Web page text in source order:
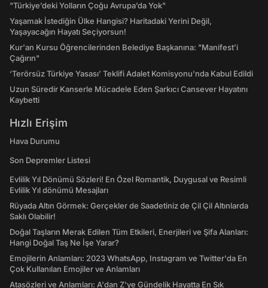
"Türkiye’deki Yolların Çoğu Avrupa’da Yok"
Yaşamak İstediğin Ülke Hangisi? Haritadaki Yerini Değil,
Yaşayacağın Hayatı Seçiyorsun!
Kur'an Kursu Öğrencilerinden Belediye Başkanına: "Manifest’i
Çağırın"
‘Terörsüz Türkiye Yasası’ Teklifi Adalet Komisyonu'nda Kabul Edildi
Uzun Süredir Kanserle Mücadele Eden Şarkıcı Cansever Hayatını
Kaybetti
Hızlı Erişim
Hava Durumu
Son Depremler Listesi
Evlilik Yıl Dönümü Sözleri! En Özel Romantik, Duygusal ve Resimli
Evlilik Yıl dönümü Mesajları
Rüyada Altın Görmek: Gerçekler de Saadetiniz de Çil Çil Altınlarda
Saklı Olabilir!
Doğal Taşların Merak Edilen Tüm Etkileri, Enerjileri ve Şifa Alanları:
Hangi Doğal Taş Ne İşe Yarar?
Emojilerin Anlamları: 2023 WhatsApp, Instagram ve Twitter'da En
Çok Kullanılan Emojiler ve Anlamları
Atasözleri ve Anlamları: A'dan Z'ye Gündelik Hayatta En Sık